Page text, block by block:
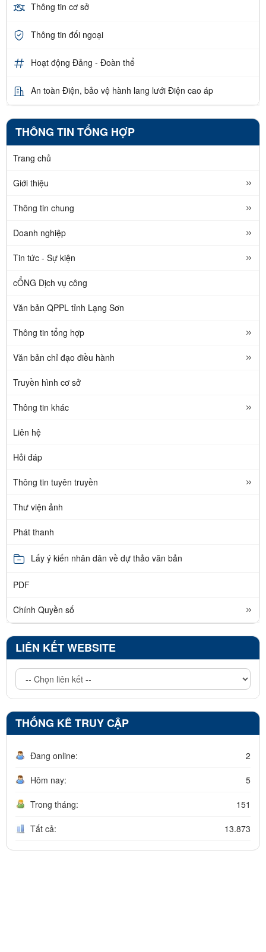
Thông tin cơ sở
Thông tin đối ngoại
Hoạt động Đảng - Đoàn thể
An toàn Điện, bảo vệ hành lang lưới Điện cao áp
THÔNG TIN TỔNG HỢP
Trang chủ
Giới thiệu
Thông tin chung
Doanh nghiệp
Tin tức - Sự kiện
cỔNG Dịch vụ công
Văn bản QPPL tỉnh Lạng Sơn
Thông tin tổng hợp
Văn bản chỉ đạo điều hành
Truyền hình cơ sở
Thông tin khác
Liên hệ
Hỏi đáp
Thông tin tuyên truyền
Thư viện ảnh
Phát thanh
Lấy ý kiến nhân dân về dự thảo văn bản
PDF
Chính Quyền số
LIÊN KẾT WEBSITE
THỐNG KÊ TRUY CẬP
Đang online: 2
Hôm nay: 5
Trong tháng: 151
Tất cả: 13.873